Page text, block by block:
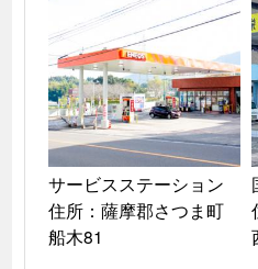
サービスステーション
住所：薩摩郡さつま町
船木81